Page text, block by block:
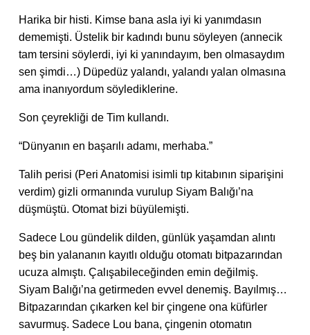
Harika bir histi. Kimse bana asla iyi ki yanımdasın
dememişti. Üstelik bir kadındı bunu söyleyen (annecik
tam tersini söylerdi, iyi ki yanındayım, ben olmasaydım
sen şimdi…) Düpedüz yalandı, yalandı yalan olmasına
ama inanıyordum söylediklerine.
Son çeyrekliği de Tim kullandı.
“Dünyanın en başarılı adamı, merhaba.”
Talih perisi (Peri Anatomisi isimli tıp kitabının siparişini
verdim) gizli ormanında vurulup Siyam Balığı’na
düşmüştü. Otomat bizi büyülemişti.
Sadece Lou gündelik dilden, günlük yaşamdan alıntı
beş bin yalananın kayıtlı olduğu otomatı bitpazarından
ucuza almıştı. Çalışabileceğinden emin değilmiş.
Siyam Balığı’na getirmeden evvel denemiş. Bayılmış…
Bitpazarından çıkarken kel bir çingene ona küfürler
savurmuş. Sadece Lou bana, çingenin otomatın